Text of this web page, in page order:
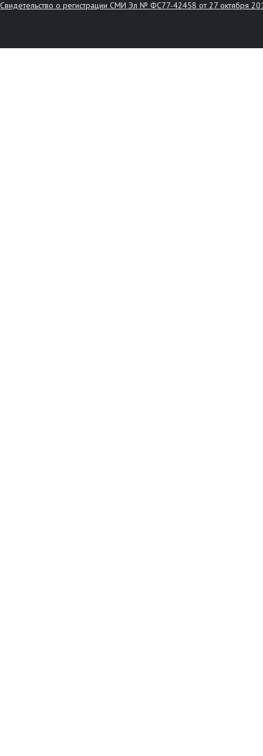
Свидетельство о регистрации СМИ Эл № ФС77-42458 от 27 октября